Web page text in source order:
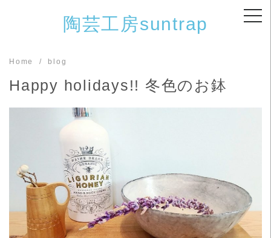
陶芸工房suntrap
Home blog
Happy holidays!! 冬色のお鉢